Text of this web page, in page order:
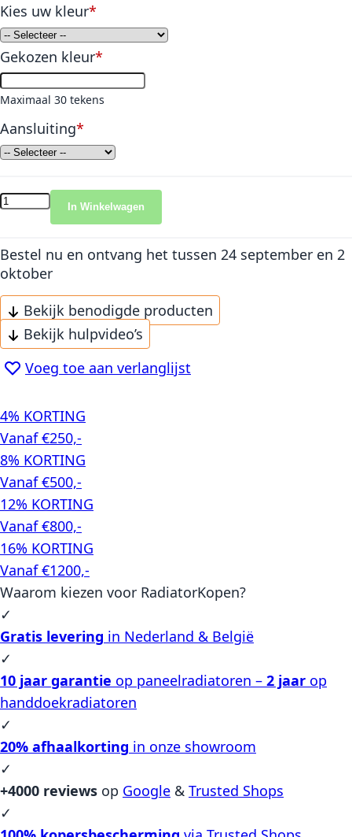
Kies uw kleur
Gekozen kleur
Maximaal 30 tekens
Aansluiting
In Winkelwagen
Bestel nu en ontvang het tussen 24 september en 2
oktober
Bekijk benodigde producten
Bekijk hulpvideo’s
Voeg toe aan verlanglijst
4% KORTING
Vanaf €250,-
8% KORTING
Vanaf €500,-
12% KORTING
Vanaf €800,-
16% KORTING
Vanaf €1200,-
Waarom kiezen voor RadiatorKopen?
✓
Gratis levering in Nederland & België
✓
10 jaar garantie op paneelradiatoren – 2 jaar op
handdoekradiatoren
✓
20% afhaalkorting in onze showroom
✓
+4000 reviews op Google & Trusted Shops
✓